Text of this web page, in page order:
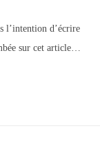
l’intention d’écrire
sur cet article…